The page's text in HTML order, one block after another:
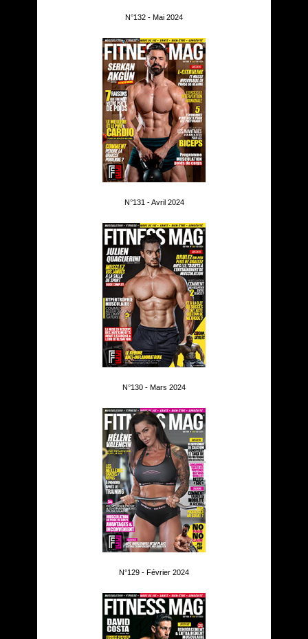
N°132 - Mai 2024
N°131 - Avril 2024
N°130 - Mars 2024
N°129 - Février 2024